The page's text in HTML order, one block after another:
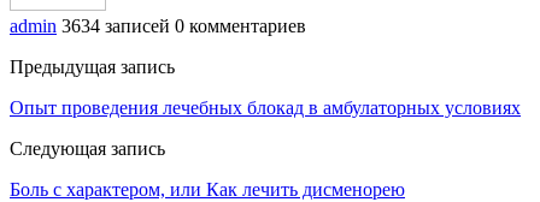
admin 3634 записей 0 комментариев
Предыдущая запись
Опыт проведения лечебных блокад в амбулаторных условиях
Следующая запись
Боль с характером, или Как лечить дисменорею